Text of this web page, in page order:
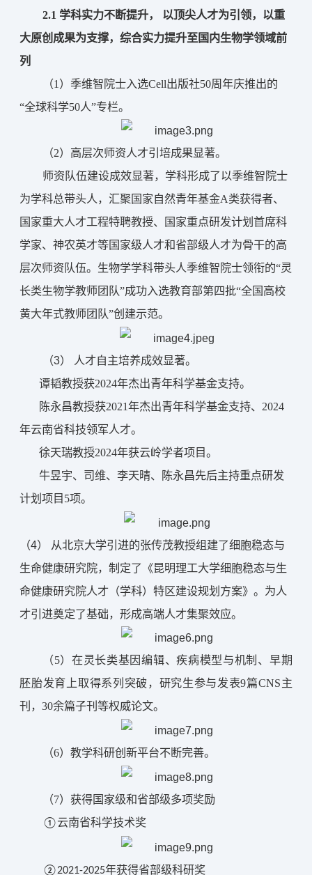
2.1 学科实力不断提升， 以顶尖人才为引领，以重
大原创成果为支撑，综合实力提升至国内生物学领域前
列
（1 ） 季维智院士入选Cell出版社50周年庆推出的
“全球科学50人”专栏。
（2）高层次师资人才引培成果显著。
师资队伍建设成效显著，学科形成了以季维智院士
为学科总带头人， 汇聚国家自然青年基金A类获得者、
国家重大人才工程特聘教授、国家重点研发计划首席科
学家、神农英才等国家级人才和省部级人才为骨干的高
层次师资队伍。 生物学学科带头人季维智院士领衔的“灵
长类生物学教师团队”成功入选教育部第四批“全国高校
黄大年式教师团队”创建示范。
（3） 人才自主培养成效显著。
谭韬教授获2024年杰出青年科学基金支持。
陈永昌教授获2021年杰出青年科学基金支持、2024
年云南省科技领军人才。
徐天瑞教授2024年获云岭学者项目。
牛昱宇、司维、李天晴、陈永昌先后主持重点研发
计划项目5项。
（4） 从北京大学引进的张传茂教授组建了细胞稳态与
生命健康研究院，制定了《昆明理工大学细胞稳态与生
命健康研究院人才（学科）特区建设规划方案》。为人
才引进奠定了基础，形成高端人才集聚效应。
（ 5）在灵长类基因编辑、疾病模型与机制、早期
胚胎发育上取得系列突破，研究生参与发表9篇CNS主
刊，30余篇子刊等权威论文。
（6）教学科研创新平台不断完善。
（7） 获得国家级和省部级多项奖励
①云南省科学技术奖
②2021-2025年获得省部级科研奖